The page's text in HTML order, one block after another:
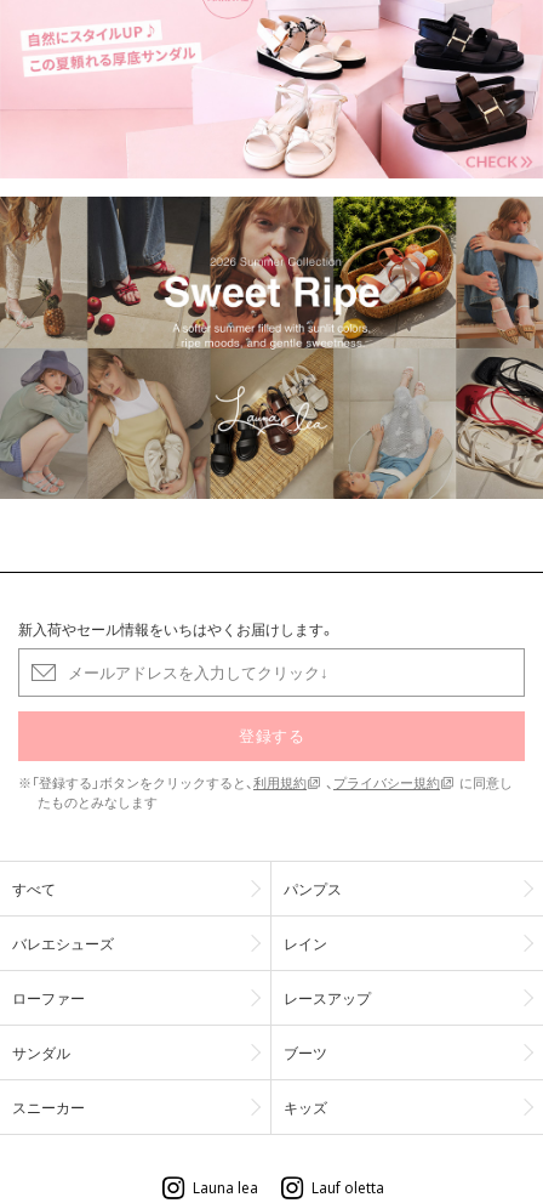
新入荷やセール情報をいちはやくお届けします。
登録する
※「登録する」ボタンをクリックすると、利用規約 、プライバシー規約
に同意し
たものとみなします
すべて パンプス
バレエシューズ レイン
ローファー レースアップ
サンダル ブーツ
スニーカー キッズ
Launa lea Lauf oletta